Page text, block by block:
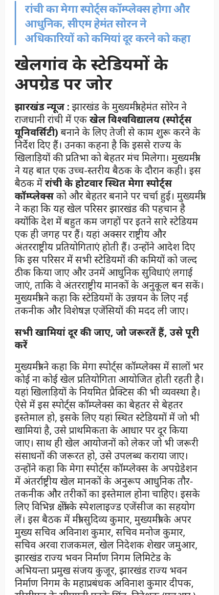
रांची का मेगा स्पोर्ट्स कॉम्प्लेक्स होगा और
आधुनिक, सीएम हेमंत सोरन ने
अधिकारियों को कमियां दूर करने को कहा
खेलगांव के स्टेडियमों के
अपग्रेड पर जोर
झारखंड न्यूज : झारखंड के मुख्यमंत्री हेमंत सोरेन ने
राजधानी रांची में एकखेल विश्वविद्यालय (स्पोर्ट्स
यूनिवर्सिटी) बनाने के लिए तेजी से काम शुरू करने के
निर्देश दिए हैं। उनका कहना है कि इससे राज्य के
खिलाड़ियों की प्रतिभा को बेहतर मंच मिलेगा। मुख्यमंत्री
ने यह बात एक उच्च-स्तरीय बैठक के दौरान कही। इस
बैठक मेंरांची के होटवार स्थित मेगा स्पोर्ट्स
कॉम्प्लेक्सको और बेहतर बनाने पर चर्चा हुई। मुख्यमंत्री
ने कहा कि यह खेल परिसर झारखंड की पहचान है
क्योंकि देश में बहुत कम जगहों पर इतने सारे स्टेडियम
एक ही जगह पर हैं। यहां अक्सर राष्ट्रीय और
अंतरराष्ट्रीय प्रतियोगिताएं होती हैं। उन्होंने आदेश दिए
कि इस परिसर में सभी स्टेडियमों की कमियों को जल्द
ठीक किया जाए और उनमें आधुनिक सुविधाएं लगाई
जाएं, ताकि वे अंतरराष्ट्रीय मानकों के अनुकूल बन सकें।
मुख्यमंत्री ने कहा कि स्टेडियमों के उन्नयन के लिए नई
तकनीक और विशेषज्ञ एजेंसियों की मदद ली जाए।
सभी खामियां दूर की जाए, जो जरूरतें हैं, उसे पूरी
करें
मुख्यमंत्री ने कहा कि मेगा स्पोर्ट्स कॉम्प्लेक्स में सालों भर
कोई ना कोई खेल प्रतियोगिता आयोजित होती रहती है।
यहां खिलाड़ियों के नियमित प्रैक्टिस की भी व्यवस्था है।
ऐसे में इस स्पोर्ट्स कॉम्प्लेक्स का बेहतर से बेहतर
इस्तेमाल हो, इसके लिए यहां स्थित स्टेडियमों में जो भी
खामियां है, उसे प्राथमिकता के आधार पर दूर किया
जाए। साथ ही खेल आयोजनों को लेकर जो भी जरूरी
संसाधनों की जरूरत हो, उसे उपलब्ध कराया जाए।
उन्होंने कहा कि मेगा स्पोर्ट्स कॉम्प्लेक्स के अपग्रेडेशन
में अंतर्राष्ट्रीय खेल मानकों के अनुरूप आधुनिक तौर-
तकनीक और तरीकों का इस्तेमाल होना चाहिए। इसके
लिए विभिन्न क्षेत्रों के स्पेशलाइज्ड एजेंसीज का सहयोग
लें। इस बैठक में मंत्री सुदिव्य कुमार, मुख्यमंत्री के अपर
मुख्य सचिव अविनाश कुमार, सचिव मनोज कुमार,
सचिव अरवा राजकमल, खेल निदेशक शेखर जमुआर,
झारखंड राज्य भवन निर्माण निगम लिमिटेड के
अभियन्ता प्रमुख संजय कुजूर, झारखंड राज्य भवन
निर्माण निगम के महाप्रबंधक अविनाश कुमार दीपक,